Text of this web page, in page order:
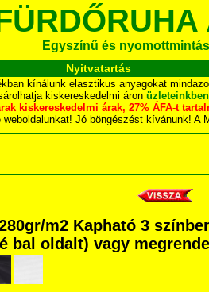
Egyszínű és
Nyitvatartás
kínálunk elasztikus anyagokat
kiskereskedelmi áron üzleteinkben
kiskereskedelmi árak, 27% ÁFA-t
Jó böngészést kívánunk! A
m2 Kapható 3
bal oldalt) vagy